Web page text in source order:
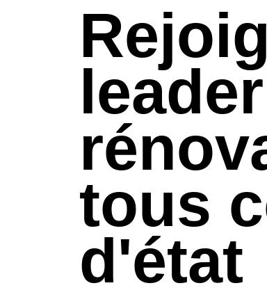
tous
d'état